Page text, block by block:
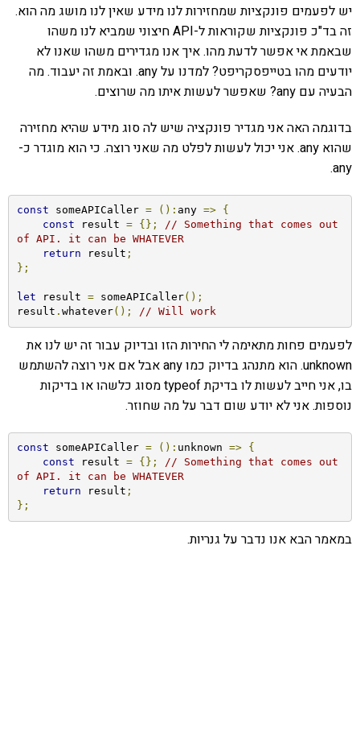
יש לפעמים פונקציות שמחזירות לנו מידע שאין לנו מושג מה הוא.
זה בד"כ פונקציות שקוראות ל-API חיצוני שמביא לנו משהו
שבאמת אי אפשר לדעת מהו. איך אנו מגדירים משהו שאנו לא
יודעים מהו בטייפסקריפט? למדנו על any. ובאמת זה יעבוד. מה
הבעיה עם any? שאפשר לעשות איתו מה שרוצים.
בדוגמה האה אני מגדיר פונקציה שיש לה סוג מידע שהיא מחזירה
שהוא any. אני יכול לעשות לפלט מה שאני רוצה. כי הוא מוגדר כ-
any.
const someAPICaller = (): any =>
{
const result = {};
// Something that comes out
of API. it can be WHATEVER
return result ;
};
let result = someAPICaller();
result . whatever(); // Will work
לפעמים פחות מתאימה לי החירות הזו ובדיוק עבור זה יש לנו את
unknown. הוא מתנהג בדיוק כמו any אבל אם אני רוצה להשתמש
בו, אני חייב לעשות לו בדיקת typeof מסוג כלשהו או בדיקות
נוספות. אני לא יודע שום דבר על מה שחוזר.
const someAPICaller = (): unknown =>
{
const result = {};
// Something that comes out
of API. it can be WHATEVER
return result ;
};
במאמר הבא אנו נדבר על גנריות.